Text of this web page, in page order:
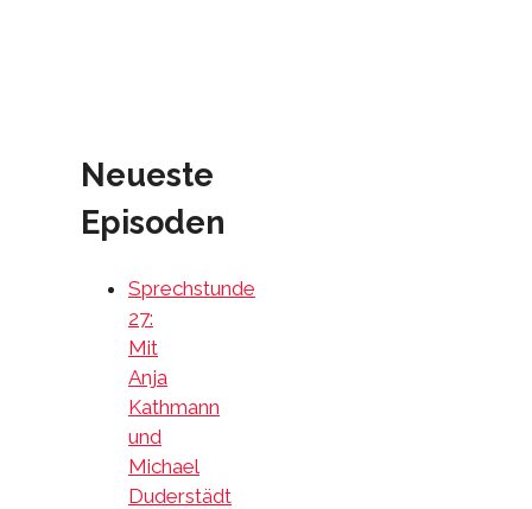
Neueste
Episoden
Sprechstunde
27:
Mit
Anja
Kathmann
und
Michael
Duderstädt